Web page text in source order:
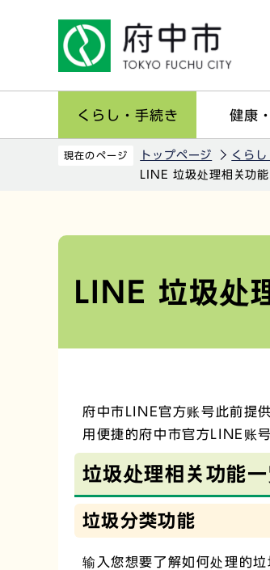
くらし・手続き 健康
現在のページ トップページ くらし
LINE 垃圾处理相关功能
LINE 垃圾处
府中市LINE官方账号此前提
用便捷的府中市官方LINE账号
垃圾处理相关功能
垃圾分类功能
输入您想要了解如何处理的